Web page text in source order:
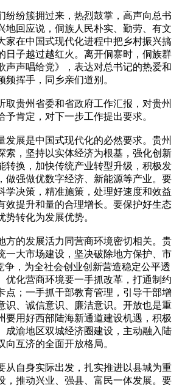
纷纷簇拥过来，热烈鼓掌，高声向总书
地回应说，侗族人民朴实、勤劳、有文
家在中国式现代化进程中把乡村振兴搞
日子越过越红火。离开侗寨时，侗族群
声声唱给党》，表达对总书记的热爱和
频挥手，同乡亲们道别。
取贵州省委和省政府工作汇报，对贵州
予肯定，对下一步工作提出要求。
发展是中国式现代化的必然要求。贵州
索，坚持以实体经济为根基，强化创新
转换，加快传统产业转型升级，积极发
做强做优数字经济、新能源等产业。要
学决策，精准施策，处理好速度和效益
效提升和量的合理增长。要保护好生态
转化为发展优势。
方的发展活力同营商环境密切相关。贵
一大市场建设，坚决破除地方保护、市
争，为全社会创业创新营造稳定公平透
优化营商环境要一手抓改革，打通制约
点；一手抓干部教育管理，引导干部增
识、诚信意识、廉洁意识。开放也是重
要用好西部陆海新通道建设机遇，积极
成渝地区双城经济圈建设，主动融入陆
向互济的全面开放格局。
从自身实际出发，扎实推进以县城为重
，推动兴业、强县、富民一体发展。要